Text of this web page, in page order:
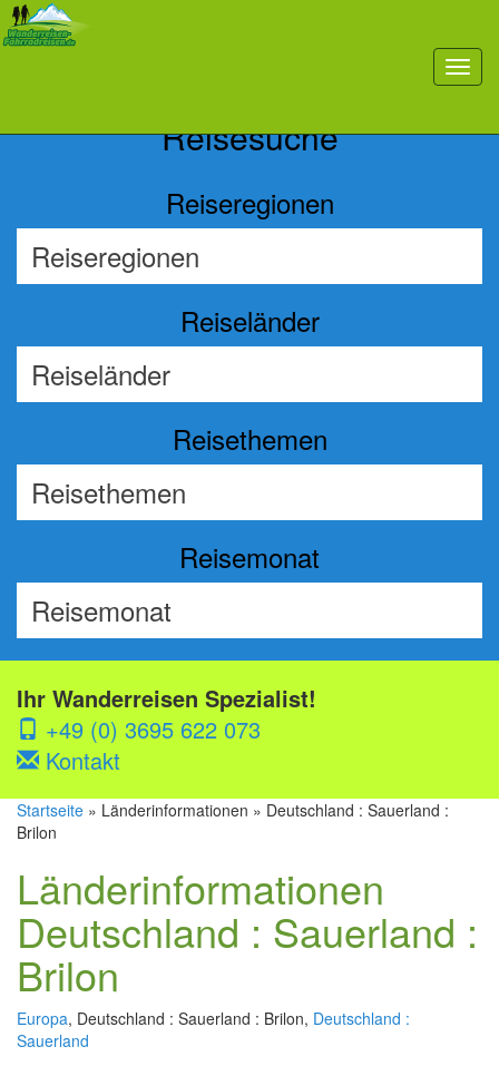
toggle
Reisesuche
Reiseregionen
Reiseländer
Reisethemen
Reisemonat
Ihr Wanderreisen Spezialist!
+49 (0) 3695 622 073
Kontakt
Startseite » Länderinformationen » Deutschland : Sauerland :
Brilon
Länderinformationen
Deutschland : Sauerland :
Brilon
Europa, Deutschland : Sauerland : Brilon, Deutschland :
Sauerland